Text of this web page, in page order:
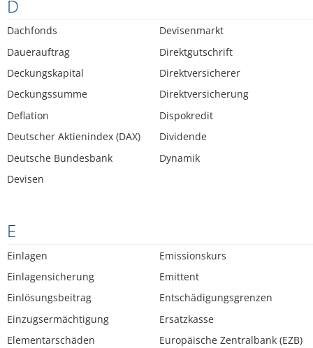
D
Dachfonds
Dauerauftrag
Deckungskapital
Deckungssumme
Deflation
Deutscher Aktienindex (DAX)
Deutsche Bundesbank
Devisen
Devisenmarkt
Direktgutschrift
Direktversicherer
Direktversicherung
Dispokredit
Dividende
Dynamik
E
Einlagen
Einlagensicherung
Einlösungsbeitrag
Einzugsermächtigung
Elementarschäden
Emissionskurs
Emittent
Entschädigungsgrenzen
Ersatzkasse
Europäische Zentralbank (EZB)